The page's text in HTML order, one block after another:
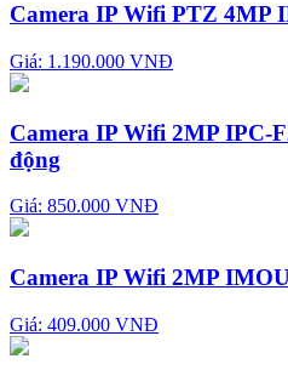
Camera IP Wifi PTZ 4MP
Giá: 1.190.000 VNĐ
Camera IP Wifi 2MP IPC-
động
Giá: 850.000 VNĐ
Camera IP Wifi 2MP
Giá: 409.000 VNĐ